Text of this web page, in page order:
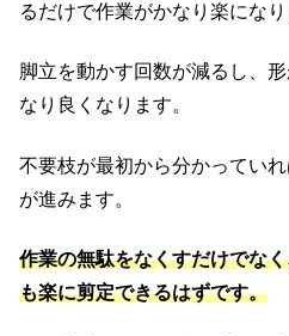
るだけで作業がかなり楽になり
脚立を動かす回数が減るし、
なり良くなります。
不要枝が最初から分かってい
が進みます。
作業の無駄をなくすだけでな
も楽に剪定できるはずです。